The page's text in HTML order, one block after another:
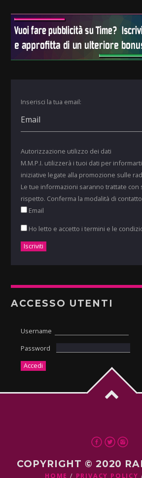
Inserisci la tua email:
Autorizzazione utilizzo dei dati
M.M.P.I. utilizzerà i tuoi dati per
iniziative legate alla promozione sulle
Le tue informazioni saranno trattate con
rispetto. Conferma la modalità di
Email
Ho letto e accetto i termini e le
ACCESSO UTENTI
Username
Password
COPYRIGHT © 2020
HOME PRIVACY POLICY